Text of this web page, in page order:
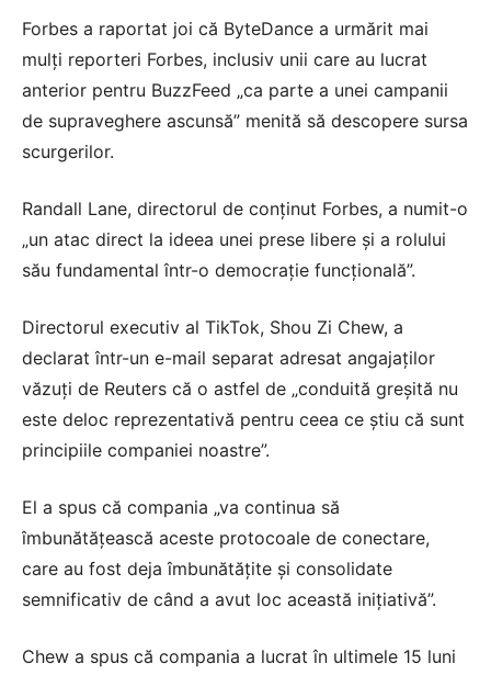
Forbes a raportat joi că ByteDance a urmărit mai
mulți reporteri Forbes, inclusiv unii care au lucrat
anterior pentru BuzzFeed „ca parte a unei campanii
de supraveghere ascunsă” menită să descopere sursa
scurgerilor.
Randall Lane, directorul de conținut Forbes, a numit-o
„un atac direct la ideea unei prese libere și a rolului
său fundamental într-o democrație funcțională”.
Directorul executiv al TikTok, Shou Zi Chew, a
declarat într-un e-mail separat adresat angajaților
văzuți de Reuters că o astfel de „conduită greșită nu
este deloc reprezentativă pentru ceea ce știu că sunt
principiile companiei noastre”.
El a spus că compania „va continua să
îmbunătățească aceste protocoale de conectare,
care au fost deja îmbunătățite și consolidate
semnificativ de când a avut loc această inițiativă”.
Chew a spus că compania a lucrat în ultimele 15 luni